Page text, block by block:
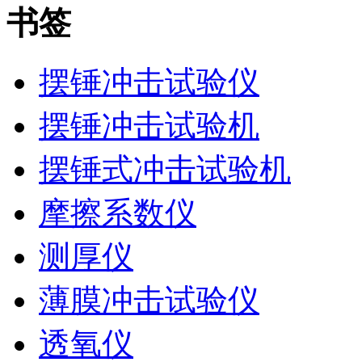
书签
摆锤冲击试验仪
摆锤冲击试验机
摆锤式冲击试验机
摩擦系数仪
测厚仪
薄膜冲击试验仪
透氧仪